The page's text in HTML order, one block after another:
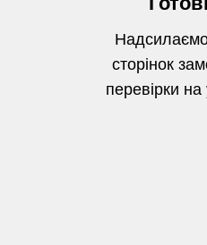
сторінок
перевірки на